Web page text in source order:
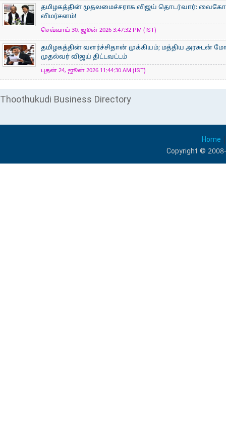
தமிழகத்தின் முதலமைச்சராக விஜய் தொடர்வார்: வைகோ
விமர்சனம்!
செவ்வாய் 30, ஜூன் 2026 3:47:32 PM (IST)
தமிழகத்தின் வளர்ச்சிதான் முக்கியம்; மத்திய அரசுடன்
முதல்வர் விஜய் திட்டவட்டம்
புதன் 24, ஜூன் 2026 11:44:30 AM (IST)
Thoothukudi Business Directory
Home
Copyright ©